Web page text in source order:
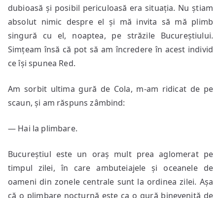
dubioasă și posibil periculoasă era situația. Nu știam
absolut nimic despre el și mă invita să mă plimb
singură cu el, noaptea, pe străzile Bucureștiului.
Simțeam însă că pot să am încredere în acest individ
ce își spunea Red.
Am sorbit ultima gură de Cola, m-am ridicat de pe
scaun, și am răspuns zâmbind:
— Hai la plimbare.
Bucureștiul este un oraș mult prea aglomerat pe
timpul zilei, în care ambuteiajele și oceanele de
oameni din zonele centrale sunt la ordinea zilei. Așa
că o plimbare nocturnă este ca o gură binevenită de